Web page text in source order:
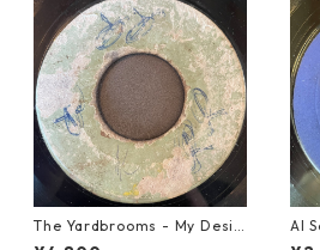
The Yardbrooms - My Desir
e【7-21922】
Al
at【